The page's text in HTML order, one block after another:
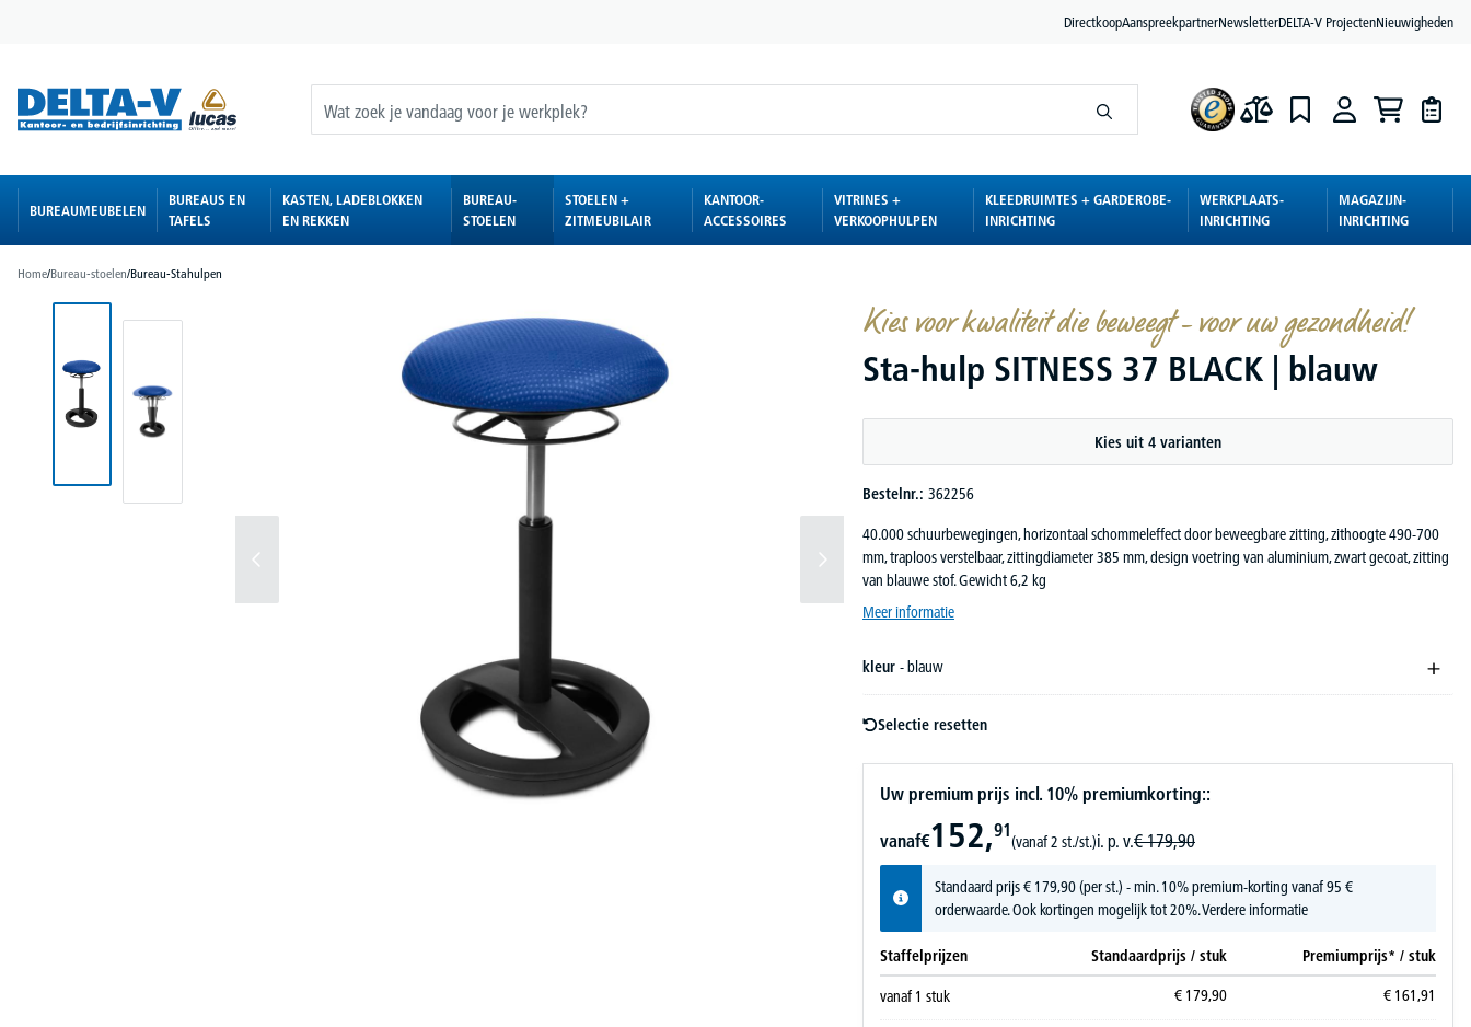
DirectkoopAanspreekpartnerNewsletterDELTA-V ProjectenNieuwigheden
BUREAUMEUBELEN
BUREAUS EN
TAFELS
KASTEN, LADEBLOKKEN
EN REKKEN
BUREAU-
STOELEN
STOELEN +
ZITMEUBILAIR
KANTOOR-
ACCESSOIRES
VITRINES +
VERKOOPHULPEN
KLEEDRUIMTES + GARDEROBE-
INRICHTING
WERKPLAATS-
INRICHTING
MAGAZIJN-
INRICHTING
Home/Bureau-stoelen/Bureau-Stahulpen
Kies voor kwaliteit die beweegt – voor uw gezondheid!
Sta-hulp SITNESS 37 BLACK | blauw
Kies uit 4 varianten
Bestelnr.: 362256
40.000 schuurbewegingen, horizontaal schommeleffect door beweegbare zitting, zithoogte 490-700
mm, traploos verstelbaar, zittingdiameter 385 mm, design voetring van aluminium, zwart gecoat, zitting
van blauwe stof. Gewicht 6,2 kg
Meer informatie
kleur - blauw
Selectie resetten
Uw premium prijs incl. 10% premiumkorting::
vanaf€152,91
(vanaf 2 st./st.)i. p. v.€ 179,90
Standaard prijs€ 179,90(per st.) - min. 10% premium-korting vanaf 95 €
orderwaarde. Ook kortingen mogelijk tot 20%.Verdere informatie
Staffelprijzen Standaardprijs / stuk Premiumprijs* / stuk
vanaf 1 stuk € 179,90 € 161,91